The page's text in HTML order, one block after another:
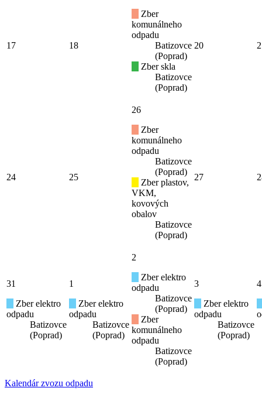
17 18
Zber
komunálneho
odpadu
Batizovce
(Poprad)
Zber skla
Batizovce
(Poprad)
20
24 25
26
Zber
komunálneho
odpadu
Batizovce
(Poprad)
Zber plastov,
VKM,
kovových
obalov
Batizovce
(Poprad)
27
31
Zber elektro
odpadu
Batizovce
(Poprad)
1
Zber elektro
odpadu
Batizovce
(Poprad)
2
Zber elektro
odpadu
Batizovce
(Poprad)
Zber
komunálneho
odpadu
Batizovce
(Poprad)
3
Zber elektro
odpadu
Batizovce
(Poprad)
4
Kalendár zvozu odpadu